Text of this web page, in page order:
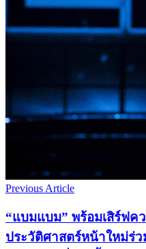
Previous Article
“แบมแบม” พร้อมเสิร์ฟค
ประวัติศาสตร์หน้าใหม่ร่ว